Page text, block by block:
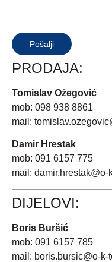
Pošalji
PRODAJA:
Tomislav Ožegović
mob: 098 938 8861
mail:
Damir Hrestak
mob: 091 6157 775
mail: damir.hrestak@o-
DIJELOVI:
Boris Buršić
mob: 091 6157 785
mail: boris.bursic@o-k-